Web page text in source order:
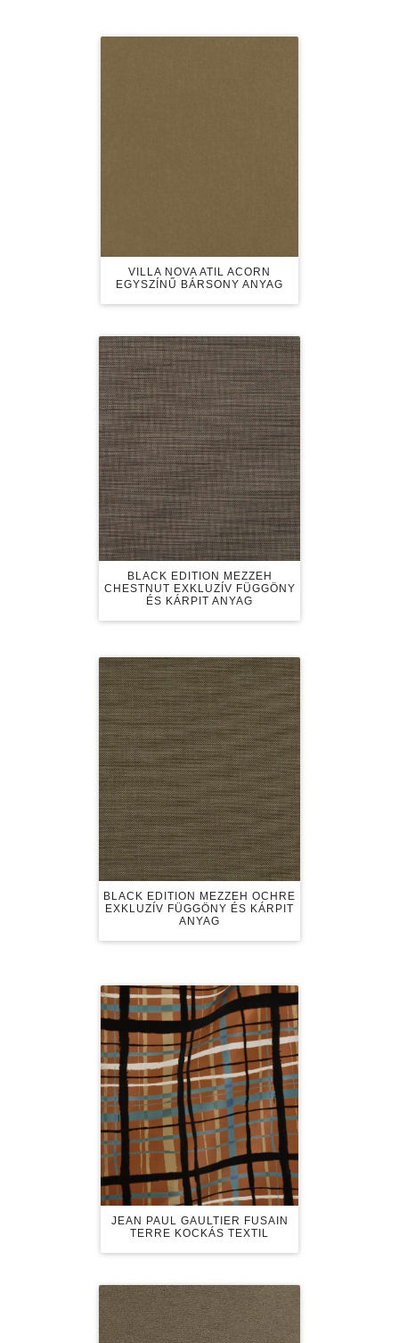
VILLA NOVA ATIL ACORN
EGYSZÍNŰ BÁRSONY ANYAG
BLACK EDITION MEZZEH
CHESTNUT EXKLUZÍV FÜGGÖNY
ÉS KÁRPIT ANYAG
BLACK EDITION MEZZEH OCHRE
EXKLUZÍV FÜGGÖNY ÉS KÁRPIT
ANYAG
JEAN PAUL GAULTIER FUSAIN
TERRE KOCKÁS TEXTIL